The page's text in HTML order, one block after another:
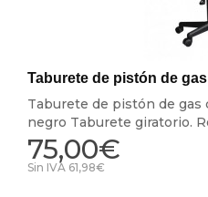
Taburete de pistón de
Taburete de pistón de
negro Taburete giratorio.
75,00€
Sin IVA 61,98€